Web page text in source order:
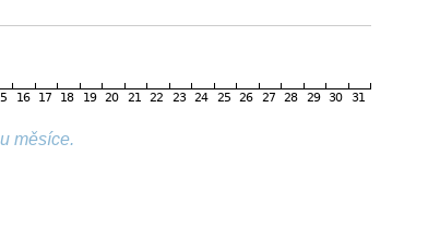
měsíce.